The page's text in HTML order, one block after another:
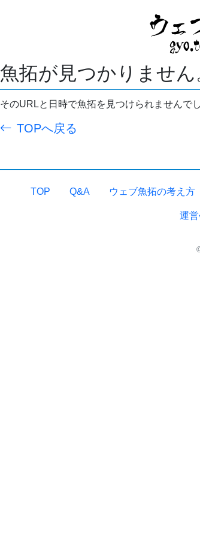
魚拓が見つかりません
そのURLと日時で魚拓を見つけられませんでし
TOPへ戻る
TOP Q&A ウェブ魚拓の考え方
運